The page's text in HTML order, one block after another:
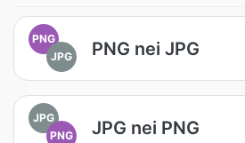
PNG
JPG
PNG nei JPG
JPG
PNG
JPG nei PNG